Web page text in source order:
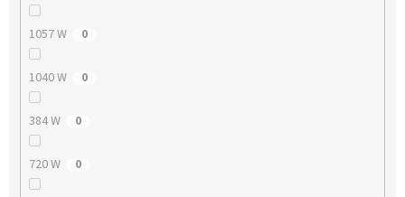
1057 W 0
1040 W 0
384 W 0
720 W 0